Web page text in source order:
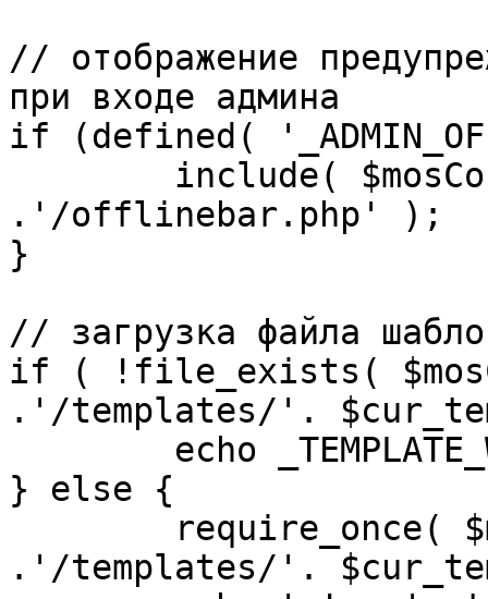
// отображение
при входе админа
if (defined(
.'/offlinebar.php' );
}
// загрузка файла
if ( !file_exists(
.'/templates/'.
} else {
.'/templates/'.